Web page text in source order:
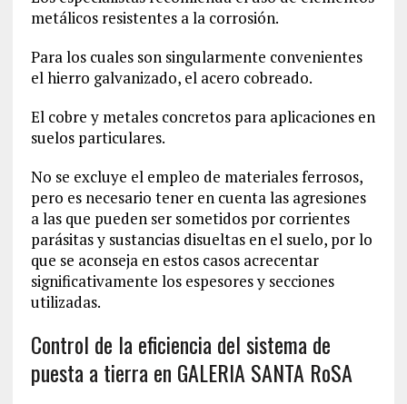
metálicos resistentes a la corrosión.
Para los cuales son singularmente convenientes
el hierro galvanizado, el acero cobreado.
El cobre y metales concretos para aplicaciones en
suelos particulares.
No se excluye el empleo de materiales ferrosos,
pero es necesario tener en cuenta las agresiones
a las que pueden ser sometidos por corrientes
parásitas y sustancias disueltas en el suelo, por lo
que se aconseja en estos casos acrecentar
significativamente los espesores y secciones
utilizadas.
Control de la eficiencia del sistema de
puesta a tierra en GALERIA SANTA RoSA